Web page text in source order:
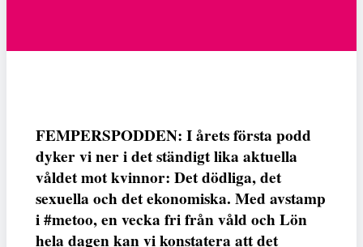
FEMPERSPODDEN: I årets första podd
dyker vi ner i det ständigt lika aktuella
våldet mot kvinnor: Det dödliga, det
sexuella och det ekonomiska. Med avstamp
i #metoo, en vecka fri från våld och Lön
hela dagen kan vi konstatera att det